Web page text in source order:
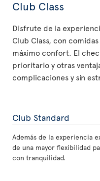
Club Class
Disfrute de la
Club Class, con
máximo confort. El
prioritario y otras
complicaciones y sin
Club Standard
Además de la experiencia
de una mayor flexibilidad
con tranquilidad.